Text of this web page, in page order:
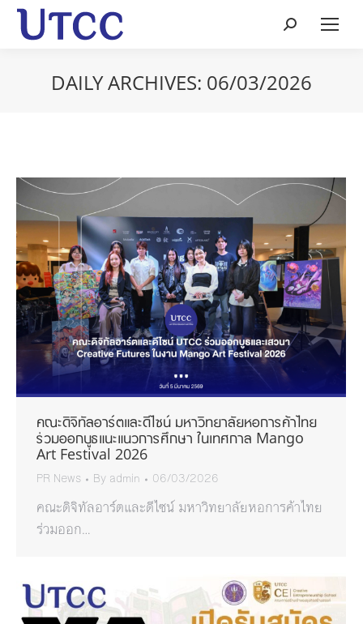
Search:
DAILY ARCHIVES: 06/03/2026
คณะดิจิทัลอาร์ตและดีไซน์ มหาวิทยาลัยหอการค้าไทย
ร่วมออกบูธแนะแนวการศึกษา ในเทศกาล Mango
Art Festival 2026
PR News By admin 06/03/2026
คณะดิจิทัลอาร์ตและดีไซน์ มหาวิทยาลัยหอการค้าไทย
ร่วมออก…